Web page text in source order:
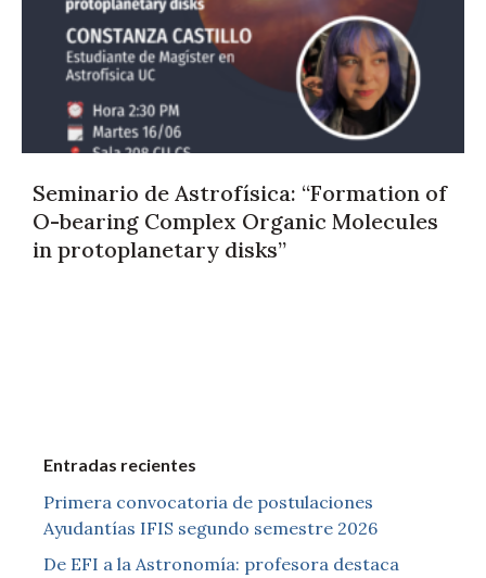
Seminario de Astrofísica: “Formation of
O-bearing Complex Organic Molecules
in protoplanetary disks”
Entradas recientes
Primera convocatoria de postulaciones
Ayudantías IFIS segundo semestre 2026
De EFI a la Astronomía: profesora destaca